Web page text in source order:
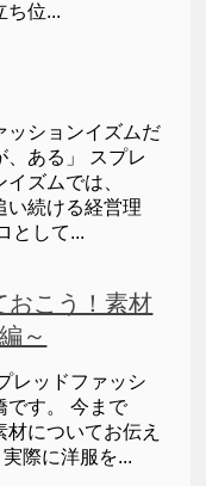
ち位...
ッションイズムだ
、ある」 スプレ
ズムでは、
い続ける経営理
として...
こう！素材
～
レッドファッシ
です。 今まで
についてお伝え
際に洋服を...